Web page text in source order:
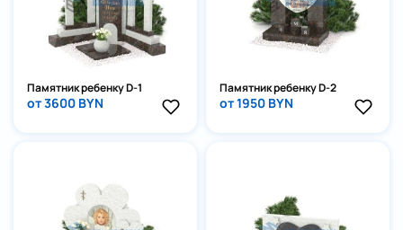
Памятник ребенку D-1
от 3600 BYN
Памятник ребенку D-2
от 1950 BYN